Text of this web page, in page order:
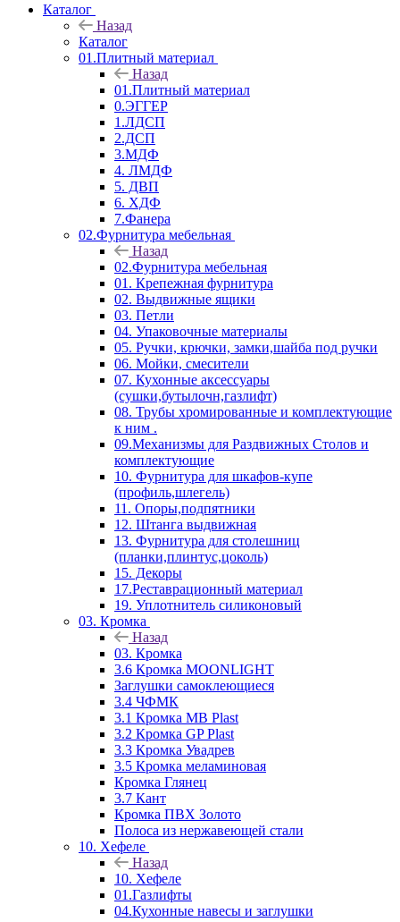
Каталог
Назад
Каталог
01.Плитный материал
Назад
01.Плитный материал
0.ЭГГЕР
1.ЛДСП
2.ДСП
3.МДФ
4. ЛМДФ
5. ДВП
6. ХДФ
7.Фанера
02.Фурнитура мебельная
Назад
02.Фурнитура мебельная
01. Крепежная фурнитура
02. Выдвижные ящики
03. Петли
04. Упаковочные материалы
05. Ручки, крючки, замки,шайба под ручки
06. Мойки, смесители
07. Кухонные аксессуары
(сушки,бутылочн,газлифт)
08. Трубы хромированные и комплектующие
к ним .
09.Механизмы для Раздвижных Столов и
комплектующие
10. Фурнитура для шкафов-купе
(профиль,шлегель)
11. Опоры,подпятники
12. Штанга выдвижная
13. Фурнитура для столешниц
(планки,плинтус,цоколь)
15. Декоры
17.Реставрационный материал
19. Уплотнитель силиконовый
03. Кромка
Назад
03. Кромка
3.6 Кромка MOONLIGHT
Заглушки самоклеющиеся
3.4 ЧФМК
3.1 Кромка MB Plast
3.2 Кромка GP Plast
3.3 Кромка Увадрев
3.5 Кромка меламиновая
Кромка Глянец
3.7 Кант
Кромка ПВХ Золото
Полоса из нержавеющей стали
10. Хефеле
Назад
10. Хефеле
01.Газлифты
04.Кухонные навесы и заглушки